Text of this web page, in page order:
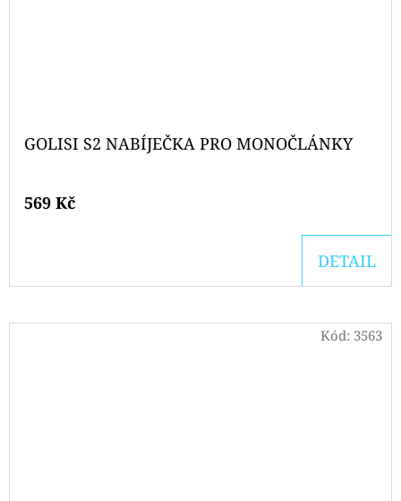
GOLISI S2 NABÍJEČKA PRO MONOČLÁNKY
569 Kč
DETAIL
Kód: 3563